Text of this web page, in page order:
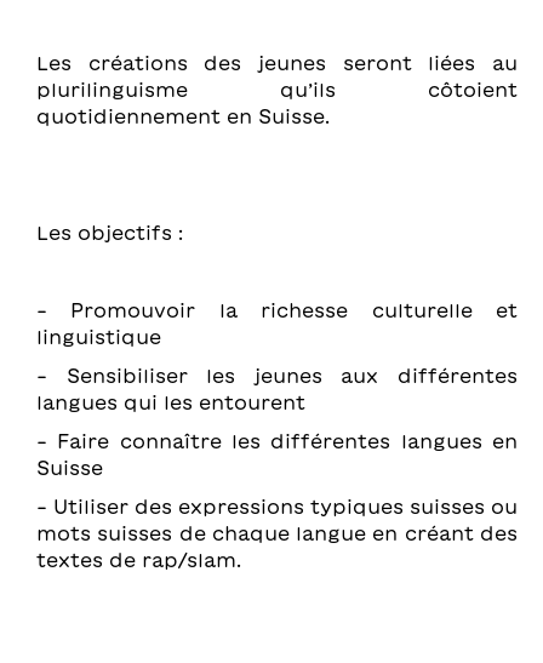
Les créations des jeunes seront liées au
plurilinguisme qu’ils côtoient
quotidiennement en Suisse.
Les objectifs :
- Promouvoir la richesse culturelle et
linguistique
- Sensibiliser les jeunes aux différentes
langues qui les entourent
- Faire connaître les différentes langues en
Suisse
- Utiliser des expressions typiques suisses ou
mots suisses de chaque langue en créant des
textes de rap/slam.